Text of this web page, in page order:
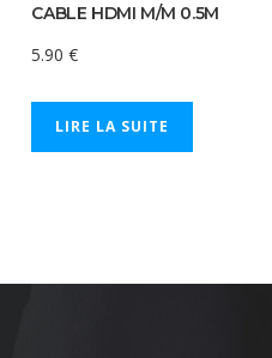
CABLE HDMI M/M 0.5M
5.90€
LIRE LA SUITE